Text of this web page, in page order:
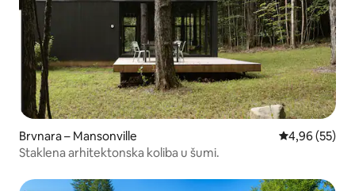
Brvnara – Mansonville Prosječna
4,96 (55)
Staklena arhitektonska koliba u šumi.